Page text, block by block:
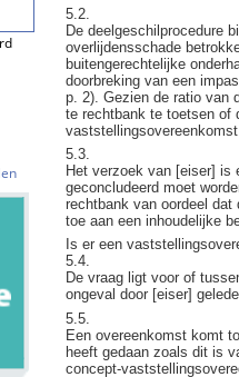
5.2.
De deelgeschilprocedure
overlijdensschade
buitengerechtelijke
doorbreking van een
p. 2). Gezien de ratio van
te rechtbank te toetsen of
vaststellingsovereenkomst.
5.3.
Het verzoek van [eiser] is
geconcludeerd moet
rechtbank van oordeel
toe aan een inhoudelijke
Is er een
5.4.
De vraag ligt voor of
ongeval door [eiser]
5.5.
Een overeenkomst komt
heeft gedaan zoals dit is
concept-